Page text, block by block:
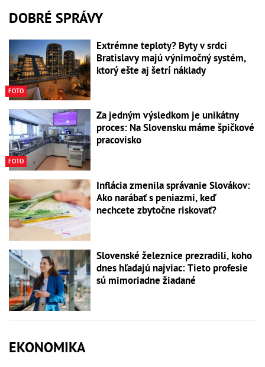
DOBRÉ SPRÁVY
FOTO
Extrémne teploty? Byty v srdci
Bratislavy majú výnimočný systém,
ktorý ešte aj šetrí náklady
FOTO
Za jedným výsledkom je unikátny
proces: Na Slovensku máme špičkové
pracovisko
Inflácia zmenila správanie Slovákov:
Ako narábať s peniazmi, keď
nechcete zbytočne riskovať?
Slovenské železnice prezradili, koho
dnes hľadajú najviac: Tieto profesie
sú mimoriadne žiadané
EKONOMIKA